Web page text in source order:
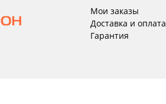
Мои заказы
Доставка и оплата
Гарантия